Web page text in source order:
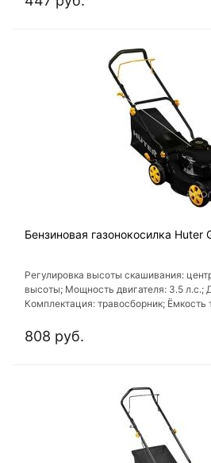
Бензиновая газонокосилка Huter
Регулировка высоты скашивания:
выcоты; Мощность двигателя: 3.5 л.с.;
Комплектация: травосборник; Ёмкость
808 руб.